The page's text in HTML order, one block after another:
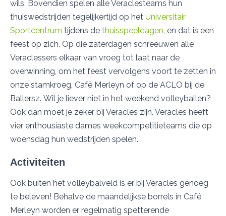
wils. Bovendien spelen alle Veraclesteams hun
thuiswedstrijden tegelijkertijd op het Universitair
Sportcentrum tijdens de thuisspeeldagen, en dat is een
feest op zich. Op die zaterdagen schreeuwen alle
Veraclessers elkaar van vroeg tot laat naar de
overwinning, om het feest vervolgens voort te zetten in
onze stamkroeg, Café Merleyn of op de ACLO bij de
Ballersz. Wil je liever niet in het weekend volleyballen?
Ook dan moet je zeker bij Veracles zijn. Veracles heeft
vier enthousiaste dames weekcompetitieteams die op
woensdag hun wedstrijden spelen.
Activiteiten
Ook buiten het volleybalveld is er bij Veracles genoeg
te beleven! Behalve de maandelijkse borrels in Café
Merleyn worden er regelmatig spetterende